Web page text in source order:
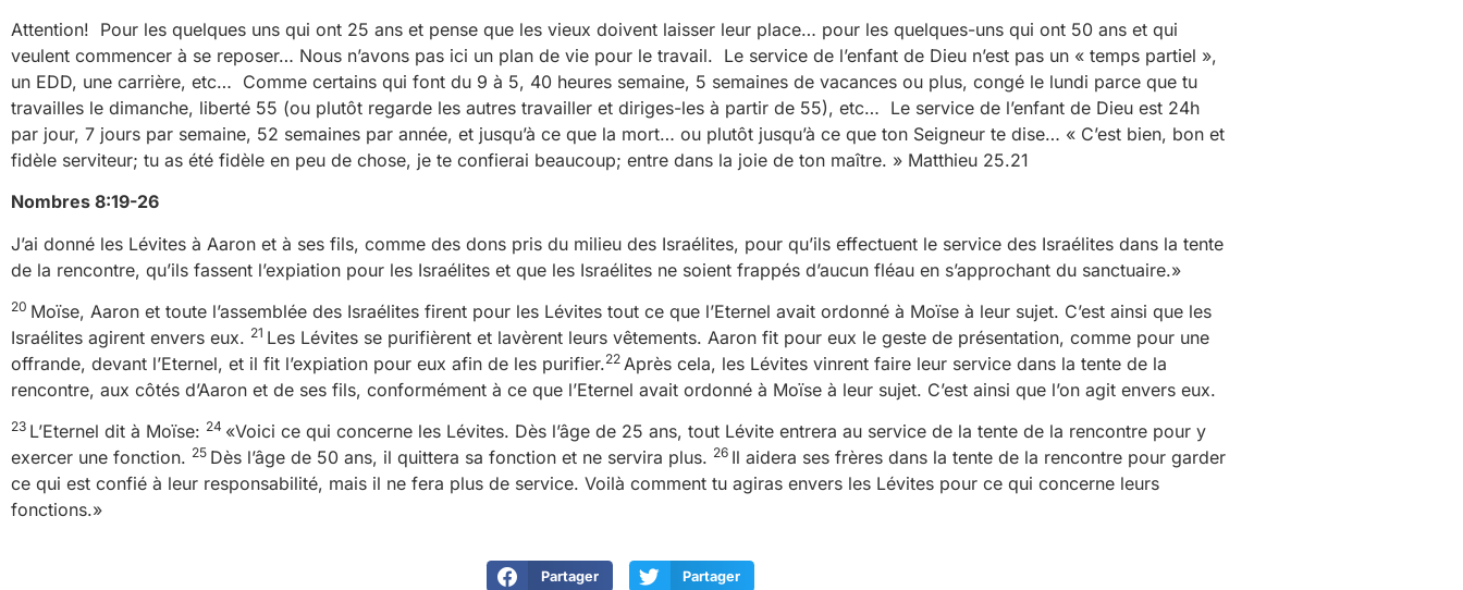
Attention! Pour les quelques uns qui ont 25 ans et pense que les vieux doivent laisser leur place… pour les quelques-uns qui ont 50 ans et qui
veulent commencer à se reposer… Nous n’avons pas ici un plan de vie pour le travail. Le service de l’enfant de Dieu n’est pas un « temps partiel »,
un EDD, une carrière, etc… Comme certains qui font du 9 à 5, 40 heures semaine, 5 semaines de vacances ou plus, congé le lundi parce que tu
travailles le dimanche, liberté 55 (ou plutôt regarde les autres travailler et diriges-les à partir de 55), etc… Le service de l’enfant de Dieu est 24h
par jour, 7 jours par semaine, 52 semaines par année, et jusqu’à ce que la mort… ou plutôt jusqu’à ce que ton Seigneur te dise… « C’est bien, bon et
fidèle serviteur; tu as été fidèle en peu de chose, je te confierai beaucoup; entre dans la joie de ton maître. » Matthieu 25.21
Nombres 8:19-26
J’ai donné les Lévites à Aaron et à ses fils, comme des dons pris du milieu des Israélites, pour qu’ils effectuent le service des Israélites dans la tente
de la rencontre, qu’ils fassent l’expiation pour les Israélites et que les Israélites ne soient frappés d’aucun fléau en s’approchant du sanctuaire.»
20 Moïse, Aaron et toute l’assemblée des Israélites firent pour les Lévites tout ce que l’Eternel avait ordonné à Moïse à leur sujet. C’est ainsi que les
Israélites agirent envers eux. 21 Les Lévites se purifièrent et lavèrent leurs vêtements. Aaron fit pour eux le geste de présentation, comme pour une
offrande, devant l’Eternel, et il fit l’expiation pour eux afin de les purifier.22 Après cela, les Lévites vinrent faire leur service dans la tente de la
rencontre, aux côtés d’Aaron et de ses fils, conformément à ce que l’Eternel avait ordonné à Moïse à leur sujet. C’est ainsi que l’on agit envers eux.
23 L’Eternel dit à Moïse: 24 «Voici ce qui concerne les Lévites. Dès l’âge de 25 ans, tout Lévite entrera au service de la tente de la rencontre pour y
exercer une fonction. 25 Dès l’âge de 50 ans, il quittera sa fonction et ne servira plus. 26 Il aidera ses frères dans la tente de la rencontre pour garder
ce qui est confié à leur responsabilité, mais il ne fera plus de service. Voilà comment tu agiras envers les Lévites pour ce qui concerne leurs
fonctions.»
Partager Partager